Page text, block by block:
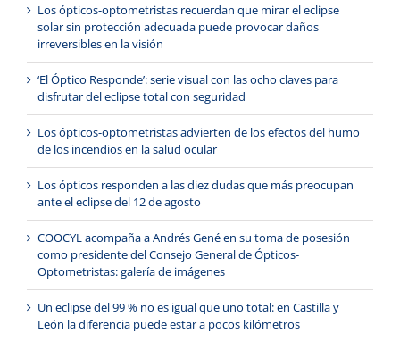
Los ópticos-optometristas recuerdan que mirar el eclipse
solar sin protección adecuada puede provocar daños
irreversibles en la visión
‘El Óptico Responde’: serie visual con las ocho claves para
disfrutar del eclipse total con seguridad
Los ópticos-optometristas advierten de los efectos del humo
de los incendios en la salud ocular
Los ópticos responden a las diez dudas que más preocupan
ante el eclipse del 12 de agosto
COOCYL acompaña a Andrés Gené en su toma de posesión
como presidente del Consejo General de Ópticos-
Optometristas: galería de imágenes
Un eclipse del 99 % no es igual que uno total: en Castilla y
León la diferencia puede estar a pocos kilómetros